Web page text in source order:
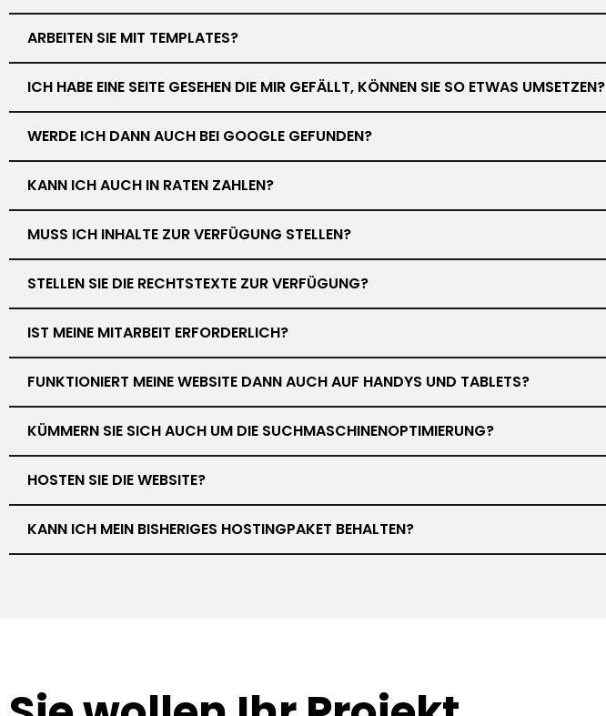
ARBEITEN SIE MIT TEMPLATES?
ICH HABE EINE SEITE GESEHEN DIE MIR GEFÄLLT, KÖNNEN SIE SO ETWAS UMSETZEN?
WERDE ICH DANN AUCH BEI GOOGLE GEFUNDEN?
KANN ICH AUCH IN RATEN ZAHLEN?
MUSS ICH INHALTE ZUR VERFÜGUNG STELLEN?
STELLEN SIE DIE RECHTSTEXTE ZUR VERFÜGUNG?
IST MEINE MITARBEIT ERFORDERLICH?
FUNKTIONIERT MEINE WEBSITE DANN AUCH AUF HANDYS UND TABLETS?
KÜMMERN SIE SICH AUCH UM DIE SUCHMASCHINENOPTIMIERUNG?
HOSTEN SIE DIE WEBSITE?
KANN ICH MEIN BISHERIGES HOSTINGPAKET BEHALTEN?